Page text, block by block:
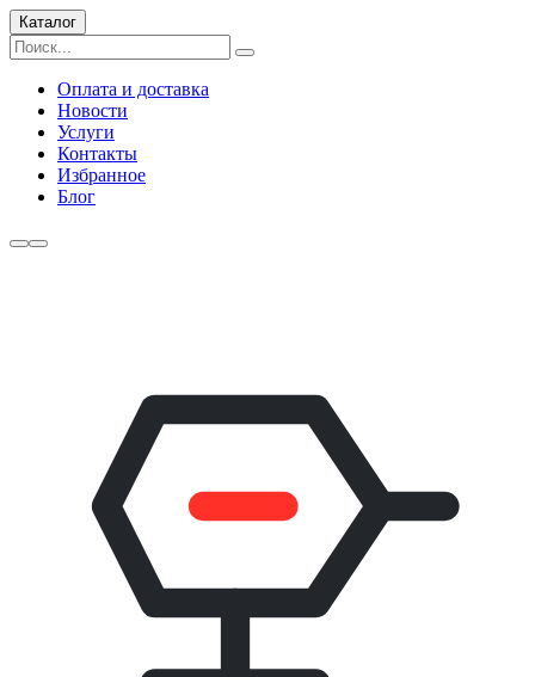
Каталог
Оплата и доставка
Новости
Услуги
Контакты
Избранное
Блог